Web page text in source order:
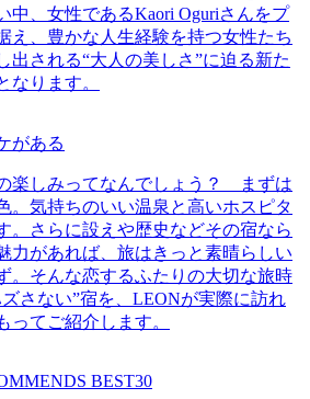
中、女性であるKaori Oguriさんをプ
え、豊かな人生経験を持つ女性たち
出される“大人の美しさ”に迫る新た
なります。
がある
楽しみってなんでしょう？ まずは
。気持ちのいい温泉と高いホスピタ
。さらに設えや歴史などその宿なら
力があれば、旅はきっと素晴らしい
。そんな恋するふたりの大切な旅時
さない”宿を、LEONが実際に訪れ
ってご紹介します。
BEST30